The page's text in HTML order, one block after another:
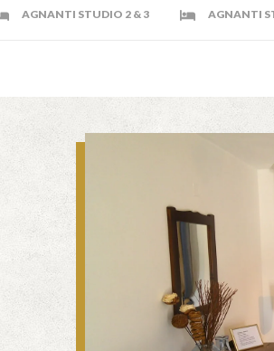
AGNANTI STUDIO 2 & 3 AGNANTI